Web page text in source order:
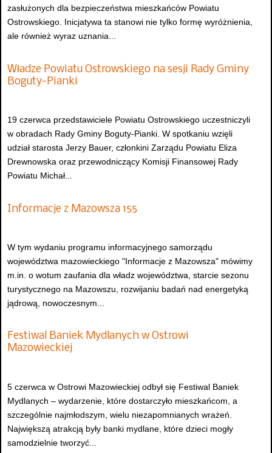
zasłużonych dla bezpieczeństwa mieszkańców Powiatu
Ostrowskiego. Inicjatywa ta stanowi nie tylko formę wyróżnienia,
ale również wyraz uznania...
Władze Powiatu Ostrowskiego na sesji Rady Gminy
Boguty-Pianki
19 czerwca przedstawiciele Powiatu Ostrowskiego uczestniczyli
w obradach Rady Gminy Boguty-Pianki. W spotkaniu wzięli
udział starosta Jerzy Bauer, członkini Zarządu Powiatu Eliza
Drewnowska oraz przewodniczący Komisji Finansowej Rady
Powiatu Michał...
Informacje z Mazowsza 155
W tym wydaniu programu informacyjnego samorządu
województwa mazowieckiego "Informacje z Mazowsza" mówimy
m.in. o wotum zaufania dla władz województwa, starcie sezonu
turystycznego na Mazowszu, rozwijaniu badań nad energetyką
jądrową, nowoczesnym...
Festiwal Baniek Mydlanych w Ostrowi
Mazowieckiej
5 czerwca w Ostrowi Mazowieckiej odbył się Festiwal Baniek
Mydlanych – wydarzenie, które dostarczyło mieszkańcom, a
szczególnie najmłodszym, wielu niezapomnianych wrażeń.
Największą atrakcją były banki mydlane, które dzieci mogły
samodzielnie tworzyć...